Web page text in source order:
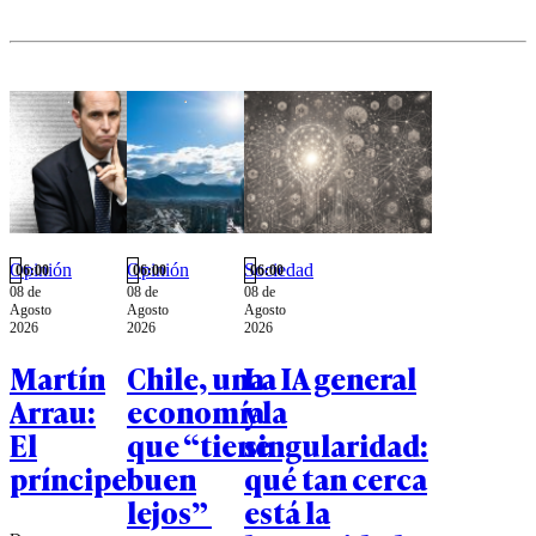
Opinión
06:00
08 de
Agosto
2026
Martín
Arrau:
El
príncipe
Opinión
06:00
08 de
Agosto
2026
Chile, una
economía
que “tiene
buen
lejos”
Sociedad
06:00
08 de
Agosto
2026
La IA general
y la
singularidad:
qué tan cerca
está la